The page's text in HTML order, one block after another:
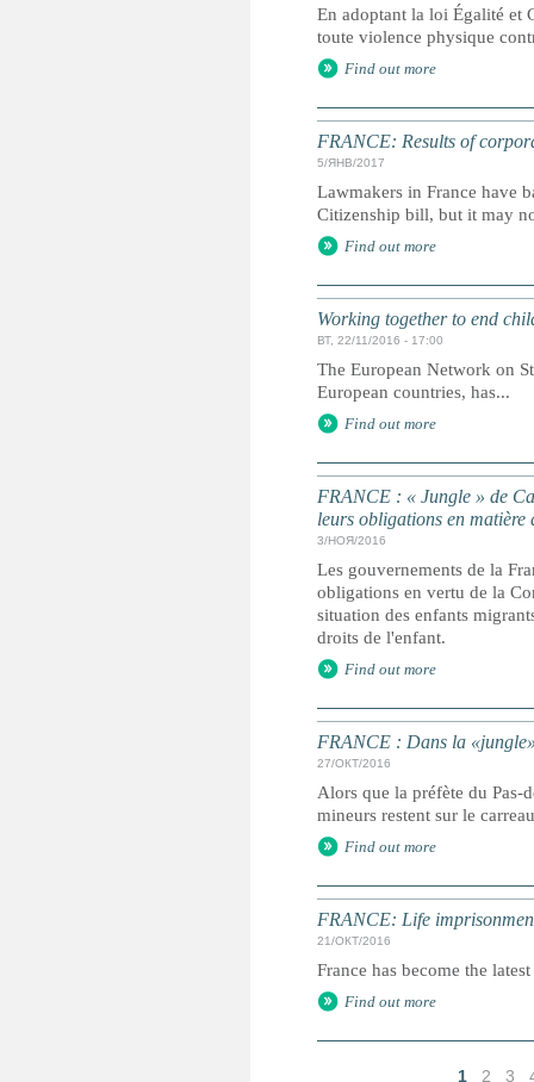
En adoptant la loi Égalité et
toute violence physique
Find out more
FRANCE: Results of
5/ЯНВ/2017
Lawmakers in France have
Citizenship bill, but it may
Find out more
Working together to end
ВТ, 22/11/2016 - 17:00
The European Network on
European countries, has...
Find out more
FRANCE : « Jungle » de
leurs obligations en
3/НОЯ/2016
Les gouvernements de la
obligations en vertu de la
situation des enfants
droits de l'enfant.
Find out more
FRANCE : Dans la
27/ОКТ/2016
Alors que la préfète du Pas-
mineurs restent sur le
Find out more
FRANCE: Life
21/ОКТ/2016
France has become the
Find out more
1 2 3